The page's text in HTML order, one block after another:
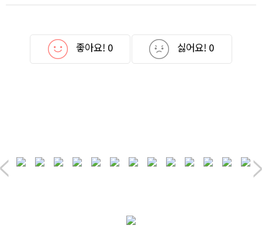
좋아요! 0 싫어요! 0